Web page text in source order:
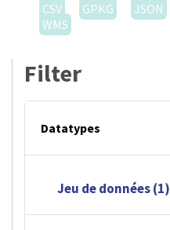
CSV
GPKG JSON
WMS
Filter
Datatypes
Jeu de données (1)